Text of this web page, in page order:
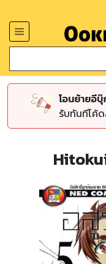
โอนย้ายอี
รับทันทีโค้